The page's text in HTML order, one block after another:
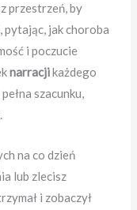
przestrzeń, by
, pytając, jak choroba
i poczucie
narracjikażdego
szacunku,
na co dzień
lub zlecisz
i zobaczył